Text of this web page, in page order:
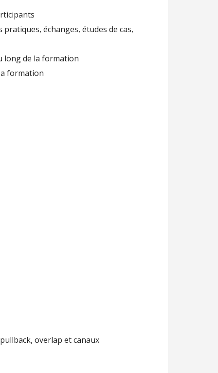
échanges, études de cas,
long de la formation
formation
overlap et canaux